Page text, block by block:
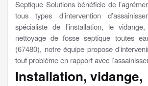
Septique Solutions bénéficie de
tous types d’intervention
spécialiste de l’installation, le
nettoyage de fosse septique toutes
(67480), notre équipe propose
tout problème en rapport avec
Installation, vidange,